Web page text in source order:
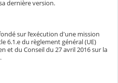
dernière version.
sur l’exécution d'une mission
6.1.e du règlement général (UE)
et du Conseil du 27 avril 2016 sur la